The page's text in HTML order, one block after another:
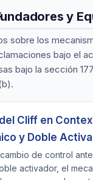
y
sobre los
bajo el
bajo la sección
Cliff en
y Doble
de control
activador, el